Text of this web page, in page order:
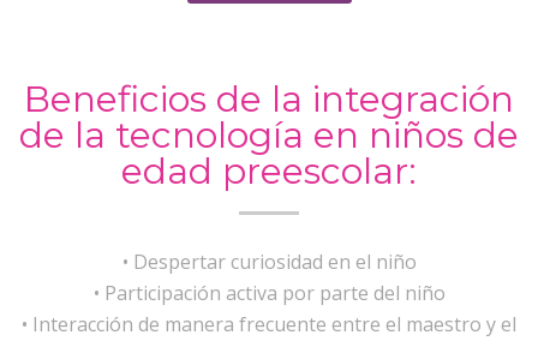
Beneficios de la integración
de la tecnología en niños de
edad preescolar:
• Despertar curiosidad en el niño
• Participación activa por parte del niño
• Interacción de manera frecuente entre el maestro y el